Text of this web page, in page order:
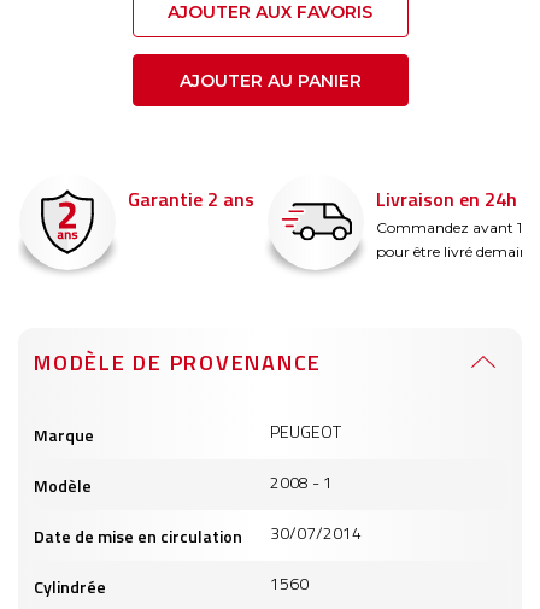
AJOUTER AUX FAVORIS
AJOUTER AU PANIER
Garantie 2 ans Livraison en 24h
Commandez avant 14h
pour être livré demain !
MODÈLE DE PROVENANCE
produits
Marque PEUGEOT
Modèle 2008 - 1
Date de mise en circulation 30/07/2014
Cylindrée 1560